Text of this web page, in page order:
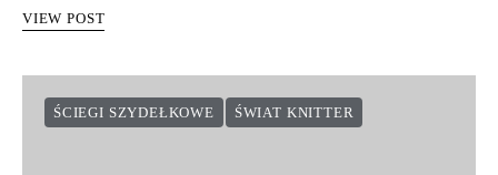
VIEW POST
ŚCIEGI SZYDEŁKOWE ŚWIAT KNITTER